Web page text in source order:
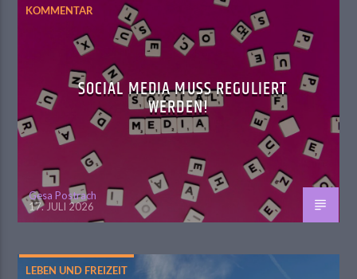
KOMMENTAR
SOCIAL MEDIA MUSS REGULIERT
WERDEN!
Gesa Postrach
17. JULI 2026
LEBEN UND FREIZEIT